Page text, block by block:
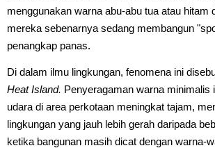
menggunakan warna abu-abu tua atau hitam
mereka sebenarnya sedang membangun
penangkap panas.
Di dalam ilmu lingkungan, fenomena ini
Heat Island. Penyeragaman warna minimalis
udara di area perkotaan meningkat tajam,
lingkungan yang jauh lebih gerah daripada
ketika bangunan masih dicat dengan warna-